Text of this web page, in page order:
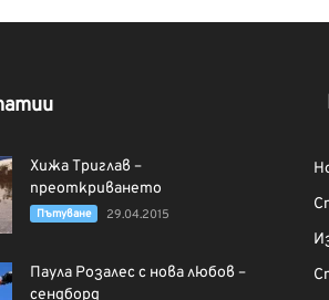
Хижа Триглав –
преоткриването
Пътуване 29.04.2015
Паула Розалес с нова любов –
сендборд